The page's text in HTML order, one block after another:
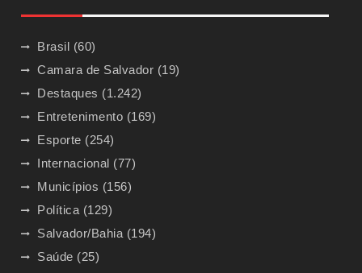
Brasil (60)
Camara de Salvador (19)
Destaques (1.242)
Entretenimento (169)
Esporte (254)
Internacional (77)
Municípios (156)
Política (129)
Salvador/Bahia (194)
Saúde (25)